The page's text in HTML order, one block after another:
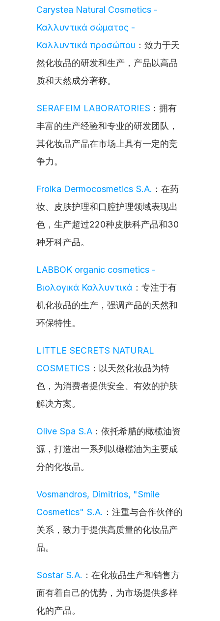
Carystea Natural Cosmetics -
Καλλυντικά σώματος -
Καλλυντικά προσώπου ：致力于天
然化妆品的研发和生产，产品以高品
质和天然成分著称。
SERAFEIM LABORATORIES ：拥有
丰富的生产经验和专业的研发团队，
其化妆品产品在市场上具有一定的竞
争力。
Froika Dermocosmetics S.A. ：在药
妆、皮肤护理和口腔护理领域表现出
色，生产超过220种皮肤科产品和30
种牙科产品。
LABBOK organic cosmetics -
Βιολογικά Καλλυντικά ：专注于有
机化妆品的生产，强调产品的天然和
环保特性。
LITTLE SECRETS NATURAL
COSMETICS ：以天然化妆品为特
色，为消费者提供安全、有效的护肤
解决方案。
Olive Spa S.A ：依托希腊的橄榄油资
源，打造出一系列以橄榄油为主要成
分的化妆品。
Vosmandros, Dimitrios, "Smile
Cosmetics" S.A. ：注重与合作伙伴的
关系，致力于提供高质量的化妆品产
品。
Sostar S.A. ：在化妆品生产和销售方
面有着自己的优势，为市场提供多样
化的产品。